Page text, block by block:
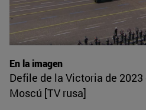
En la imagen
Defile de la Victoria de
Moscú [TV rusa]